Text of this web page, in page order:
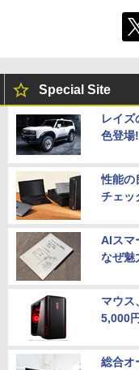
Special Site
レイズ
色登場
性能の
チェッ
AIスマ
なぜ魅
マウス
5,000
総合オ